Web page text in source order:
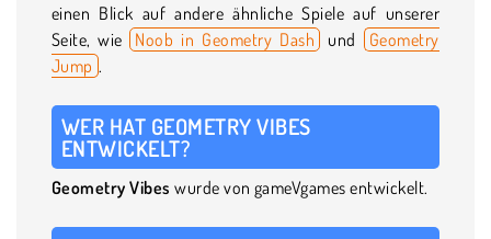
einen Blick auf andere ähnliche Spiele auf unserer
Seite, wie Noob in Geometry Dash und
Geometry
Jump .
WER HAT GEOMETRY VIBES
ENTWICKELT?
Geometry Vibes wurde von gameVgames entwickelt.